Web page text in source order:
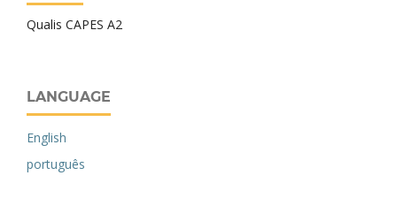
Qualis CAPES A2
LANGUAGE
English
português